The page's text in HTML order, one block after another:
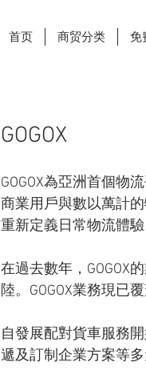
首页 商贸分类 免
GOGOX
GOGOX為亞洲首個物
商業用戶與數以萬計
重新定義日常物流體驗
在過去數年，GOGOX
陸。GOGOX業務現已
自發展配對貨車服務
遞及訂制企業方案等多